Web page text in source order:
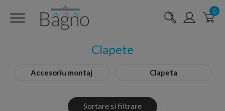
0
Clapete
Accesoriu montaj Clapeta
Sortare si filtrare